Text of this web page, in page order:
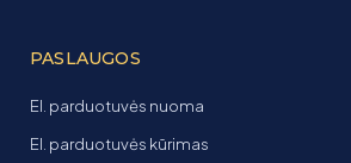
PASLAUGOS
El. parduotuvės nuoma
El. parduotuvės kūrimas